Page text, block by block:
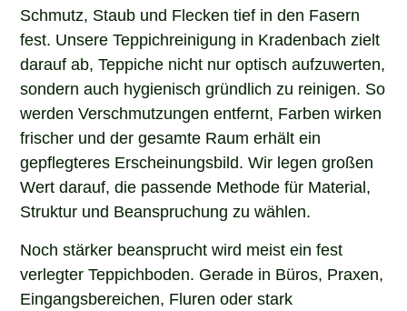
Schmutz, Staub und Flecken tief in den Fasern
fest. Unsere Teppichreinigung in Kradenbach zielt
darauf ab, Teppiche nicht nur optisch aufzuwerten,
sondern auch hygienisch gründlich zu reinigen. So
werden Verschmutzungen entfernt, Farben wirken
frischer und der gesamte Raum erhält ein
gepflegteres Erscheinungsbild. Wir legen großen
Wert darauf, die passende Methode für Material,
Struktur und Beanspruchung zu wählen.
Noch stärker beansprucht wird meist ein fest
verlegter Teppichboden. Gerade in Büros, Praxen,
Eingangsbereichen, Fluren oder stark